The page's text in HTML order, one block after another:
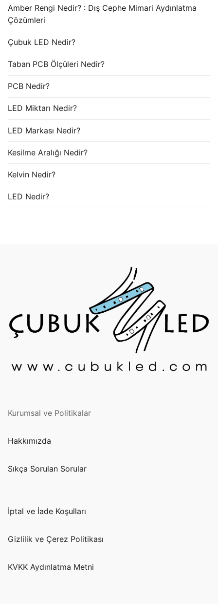
Amber Rengi Nedir? : Dış Cephe Mimari Aydınlatma
Çözümleri
Çubuk LED Nedir?
Taban PCB Ölçüleri Nedir?
PCB Nedir?
LED Miktarı Nedir?
LED Markası Nedir?
Kesilme Aralığı Nedir?
Kelvin Nedir?
LED Nedir?
Kurumsal ve Politikalar
Hakkımızda
Sıkça Sorulan Sorular
İptal ve İade Koşulları
Gizlilik ve Çerez Politikası
KVKK Aydınlatma Metni